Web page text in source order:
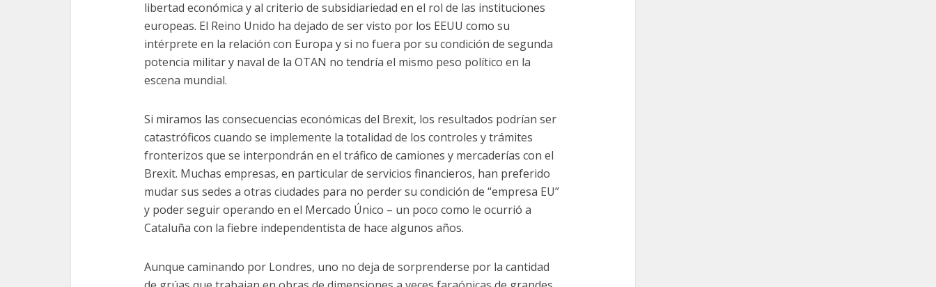
libertad económica y al criterio de subsidiariedad en el rol de las instituciones
europeas. El Reino Unido ha dejado de ser visto por los EEUU como su
intérprete en la relación con Europa y si no fuera por su condición de segunda
potencia militar y naval de la OTAN no tendría el mismo peso político en la
escena mundial.
Si miramos las consecuencias económicas del Brexit, los resultados podrían ser
catastróficos cuando se implemente la totalidad de los controles y trámites
fronterizos que se interpondrán en el tráfico de camiones y mercaderías con el
Brexit. Muchas empresas, en particular de servicios financieros, han preferido
mudar sus sedes a otras ciudades para no perder su condición de “empresa EU”
y poder seguir operando en el Mercado Único – un poco como le ocurrió a
Cataluña con la fiebre independentista de hace algunos años.
Aunque caminando por Londres, uno no deja de sorprenderse por la cantidad